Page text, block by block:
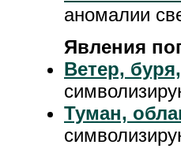
аномалии
Явления
Ветер,
Туман,